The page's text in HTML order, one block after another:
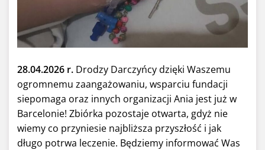
28.04.2026 r. Drodzy Darczyńcy dzięki Waszemu
ogromnemu zaangażowaniu, wsparciu fundacji
siepomaga oraz innych organizacji Ania jest już w
Barcelonie! Zbiórka pozostaje otwarta, gdyż nie
wiemy co przyniesie najbliższa przyszłość i jak
długo potrwa leczenie. Będziemy informować Was